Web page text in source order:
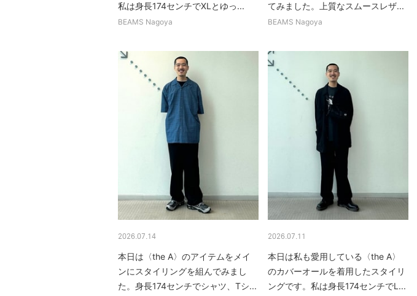
私は身長174センチでXLとゆっ...
BEAMS Nagoya
てみました。上質なスムースレザ...
BEAMS Nagoya
2026.07.14
本日は〈the A〉のアイテムをメイ
ンにスタイリングを組んでみまし
た。身長174センチでシャツ、Tシ...
2026.07.11
本日は私も愛用している〈the A〉
のカバーオールを着用したスタイリ
ングです。私は身長174センチでL...